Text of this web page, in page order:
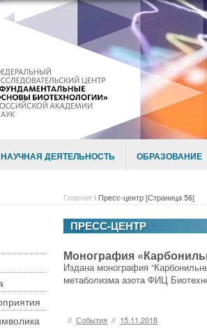
НАУЧНАЯ ДЕЯТЕЛЬНОСТЬ ОБРАЗОВАНИЕ
Главная \ Пресс-центр[Страница 56]
ПРЕСС-ЦЕНТР
Монография
Издана монография
метаболизма азота ФИЦ
// События // 15.11.2018